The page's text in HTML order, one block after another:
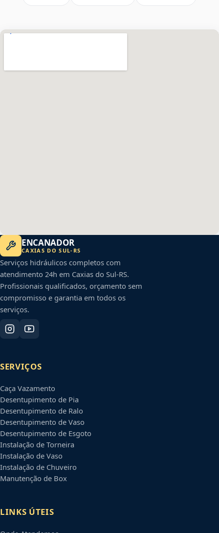
ENCANADOR
CAXIAS DO SUL- RS
Serviços hidráulicos completos com
atendimento 24h em Caxias do Sul-RS.
Profissionais qualificados, orçamento sem
compromisso e garantia em todos os
serviços.
SERVIÇOS
Caça Vazamento
Desentupimento de Pia
Desentupimento de Ralo
Desentupimento de Vaso
Desentupimento de Esgoto
Instalação de Torneira
Instalação de Vaso
Instalação de Chuveiro
Manutenção de Box
LINKS ÚTEIS